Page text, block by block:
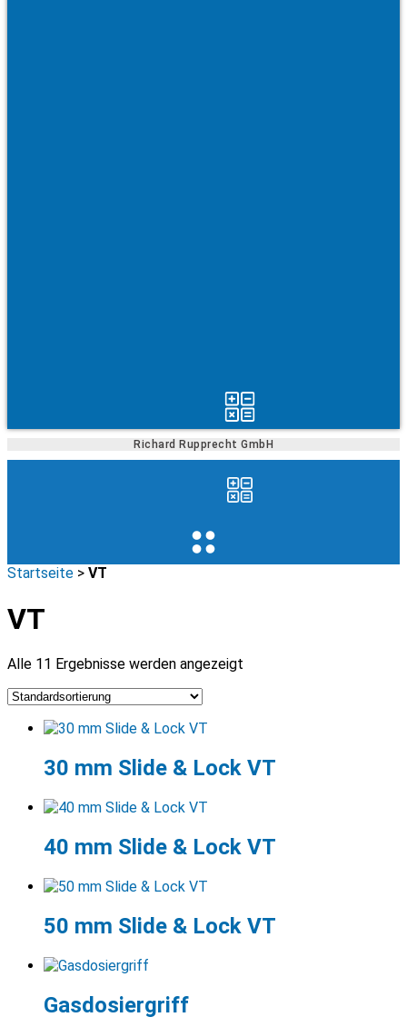
Richard Rupprecht GmbH
Startseite > VT
VT
Alle 11 Ergebnisse werden angezeigt
30 mm Slide & Lock VT
40 mm Slide & Lock VT
50 mm Slide & Lock VT
Gasdosiergriff